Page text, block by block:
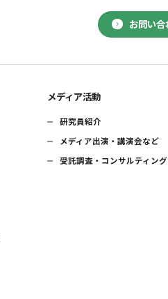
お問い合
メディア活動
研究員紹介
メディア出演・講演会など
受託調査・コンサルティン